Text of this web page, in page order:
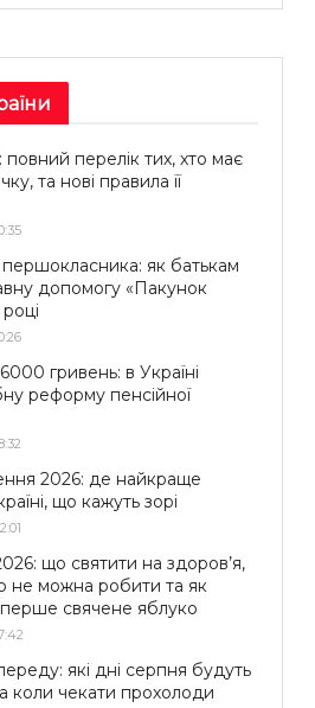
повний перелік тих, хто має
та нові правила її
як батькам
допомогу «Пакунок
гривень: в Україні
реформу пенсійної
2026: де найкраще
що кажуть зорі
що святити на здоров’я,
не можна робити та як
перше свячене яблуко
які дні серпня будуть
коли чекати прохолоди